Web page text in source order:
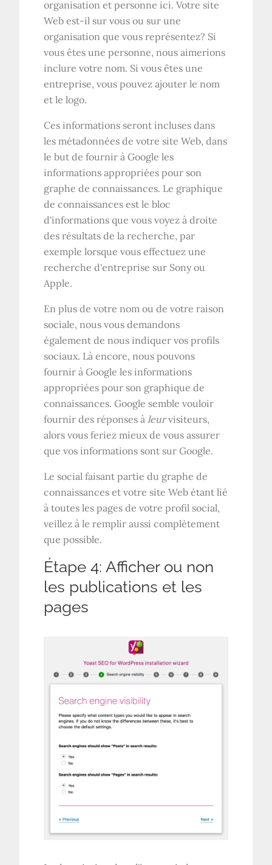
organisation et personne ici. Votre site
Web est-il sur vous ou sur une
organisation que vous représentez? Si
vous êtes une personne, nous aimerions
inclure votre nom. Si vous êtes une
entreprise, vous pouvez ajouter le nom
et le logo.
Ces informations seront incluses dans
les métadonnées de votre site Web, dans
le but de fournir à Google les
informations appropriées pour son
graphe de connaissances. Le graphique
de connaissances est le bloc
d'informations que vous voyez à droite
des résultats de la recherche, par
exemple lorsque vous effectuez une
recherche d'entreprise sur Sony ou
Apple.
En plus de votre nom ou de votre raison
sociale, nous vous demandons
également de nous indiquer vos profils
sociaux. Là encore, nous pouvons
fournir à Google les informations
appropriées pour son graphique de
connaissances. Google semble vouloir
fournir des réponses àleurvisiteurs,
alors vous feriez mieux de vous assurer
que vos informations sont sur Google.
Le social faisant partie du graphe de
connaissances et votre site Web étant lié
à toutes les pages de votre profil social,
veillez à le remplir aussi complètement
que possible.
Étape 4: Afficher ou non
les publications et les
pages